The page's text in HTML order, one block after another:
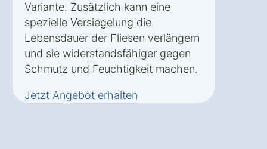
Variante. Zusätzlich kann eine
spezielle Versiegelung die
Lebensdauer der Fliesen verlängern
und sie widerstandsfähiger gegen
Schmutz und Feuchtigkeit machen.
Jetzt Angebot erhalten